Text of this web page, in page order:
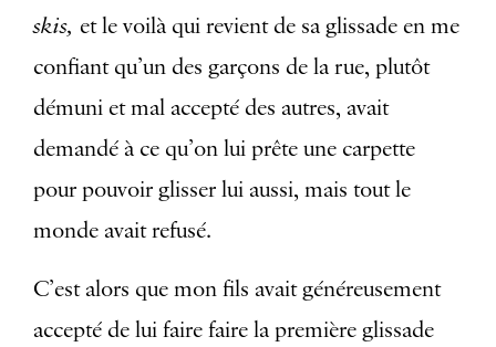
skis, et le voilà qui revient de sa glissade en me
confiant qu’un des garçons de la rue, plutôt
démuni et mal accepté des autres, avait
demandé à ce qu’on lui prête une carpette
pour pouvoir glisser lui aussi, mais tout le
monde avait refusé.
C’est alors que mon fils avait généreusement
accepté de lui faire faire la première glissade